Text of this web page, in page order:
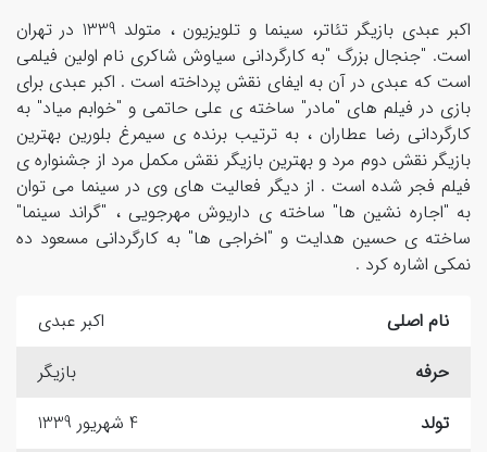
اکبر عبدی بازیگر تئاتر، سینما و تلویزیون ، متولد 1339 در تهران
است. "جنجال بزرگ "به کارگردانی سیاوش شاکری نام اولین فیلمی
است که عبدی در آن به ایفای نقش پرداخته است . اکبر عبدی برای
بازی در فیلم های "مادر" ساخته ی علی حاتمی و "خوابم میاد" به
کارگردانی رضا عطاران ، به ترتیب برنده ی سیمرغ بلورین بهترین
بازیگر نقش دوم مرد و بهترین بازیگر نقش مکمل مرد از جشنواره ی
فیلم فجر شده است . از دیگر فعالیت های وی در سینما می توان
به "اجاره نشین ها" ساخته ی داریوش مهرجویی ، "گراند سینما"
ساخته ی حسین هدایت و "اخراجی ها" به کارگردانی مسعود ده
نمکی اشاره کرد .
نام اصلی
اکبر عبدی
حرفه
بازیگر
تولد
4 شهریور 1339